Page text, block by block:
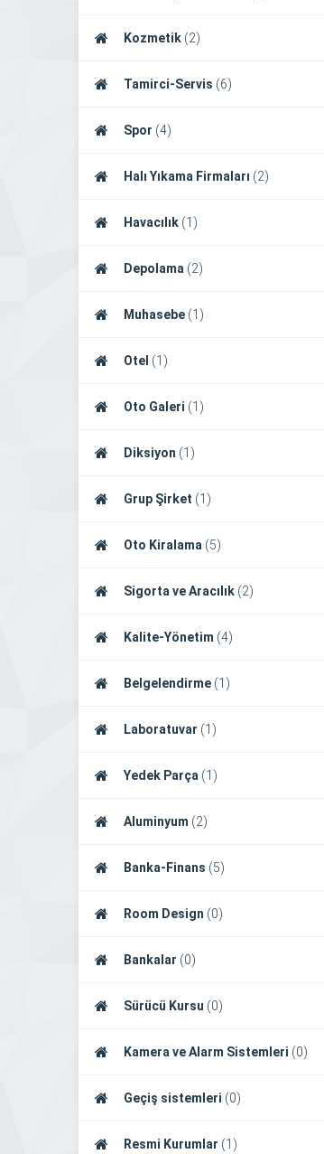
Kozmetik (2)
Tamirci-Servis (6)
Spor (4)
Halı Yıkama Firmaları (2)
Havacılık (1)
Depolama (2)
Muhasebe (1)
Otel (1)
Oto Galeri (1)
Diksiyon (1)
Grup Şirket (1)
Oto Kiralama (5)
Sigorta ve Aracılık (2)
Kalite-Yönetim (4)
Belgelendirme (1)
Laboratuvar (1)
Yedek Parça (1)
Aluminyum (2)
Banka-Finans (5)
Room Design (0)
Bankalar (0)
Sürücü Kursu (0)
Kamera ve Alarm Sistemleri (0)
Geçiş sistemleri (0)
Resmi Kurumlar (1)